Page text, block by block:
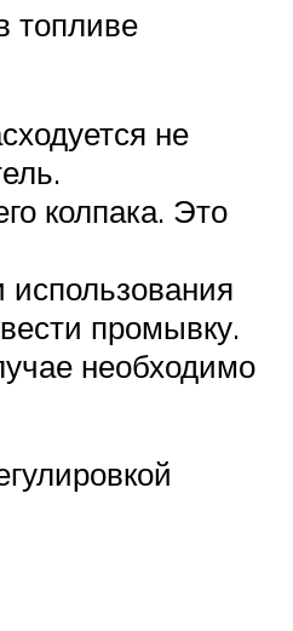
топливе
не
колпака. Это
промывку.
необходимо